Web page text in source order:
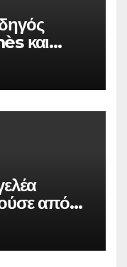
και
από
από
ευρώ για
σε